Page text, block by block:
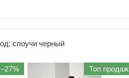
слоучи черный
Топ продаж
–27%